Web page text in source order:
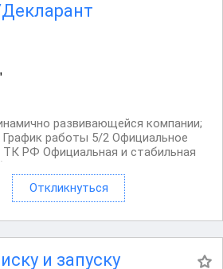
развивающейся компании;
работы 5/2 Официальное
ТК РФ Официальная и стабильная
Электронное
Своевременное и качественное
КДТ с соблюдением требований...
Откликнуться
и запуску